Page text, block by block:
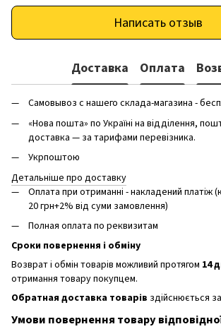
Написать отзыв
Доставка Оплата
Самовывоз с нашего склада-магазина -
«Нова пошта» по Україні на відділення,
доставка — за тарифами перевізника.
Укрпоштою
Детальніше про доставку
Оплата при отриманні - накладений платіж
20 грн+2% від суми замовлення)
Полная оплата по реквизитам
Сроки повернення і обміну
Возврат і обмін товарів можливий протягом 14
отримання товару покупцем.
Обратная доставка товарів здійснюється
Умови повернення товару